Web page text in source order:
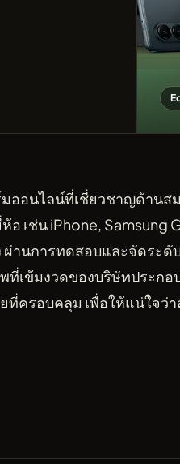
ออนไลน์ที่เชี่ยวชาญด้าน
เช่น iPhone, Samsung
านการทดสอบและจัดระดั
เข้มงวดของบริษัทประก
ที่ครอบคลุม เพื่อให้แน่ใจ